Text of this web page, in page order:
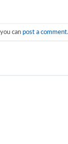
can post a comment.